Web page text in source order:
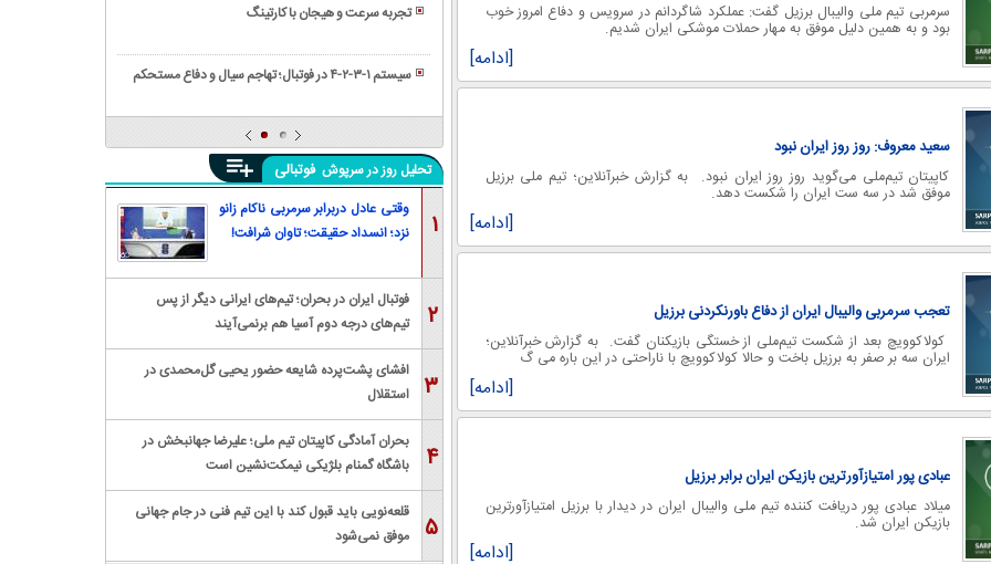
سرمربی تیم ملی والیبال برزیل گفت: عملکرد شاگردانم در سرویس و دفاع امروز خوب
بود و به همین دلیل موفق به مهار حملات موشکی ایران شدیم.
[ادامه]
سعید معروف: روز روز ایران نبود
کاپیتان تیم‌ملی می‌گوید روز روز ایران نبود. به گزارش خبرآنلاین؛ تیم ملی برزیل
موفق شد در سه ست ایران را شکست دهد.
[ادامه]
تعجب سرمربی والیبال ایران از دفاع باورنکردنی برزیل
کولاکوویچ بعد از شکست تیم‌ملی از خستگی بازیکنان گفت. به گزارش خبرآنلاین؛
ایران سه بر صفر به برزیل باخت و حالا کولاکوویچ با ناراحتی در این باره می گ
[ادامه]
عبادی پور امتیازآورترین بازیکن ایران برابر برزیل
میلاد عبادی پور دریافت کننده تیم ملی والیبال ایران در دیدار با برزیل امتیازآورترین
بازیکن ایران شد.
[ادامه]
تجربه سرعت و هیجان با کارتینگ
سیستم ۱-۳-۲-۴ در فوتبال؛ تهاجم سیال و دفاع مستحکم
مستر
تحلیل روز در سرپوش فوتبالی
۱
وقتی عادل دربرابر سرمربی ناکام زانو
نزد؛ انسداد حقیقت؛ تاوان شرافت!
۲
فوتبال ایران در بحران؛ تیم‌های ایرانی دیگر از پس
تیم‌های درجه دوم آسیا هم برنمی‌آیند
۳
افشای پشت‌پرده شایعه حضور یحیی گل‌محمدی در
استقلال
۴
بحران آمادگی کاپیتان تیم ملی؛ علیرضا جهانبخش در
باشگاه گمنام بلژیکی نیمکت‌نشین است
۵
قلعه‌نویی باید قبول کند با این تیم فنی در جام جهانی
موفق نمی‌شود